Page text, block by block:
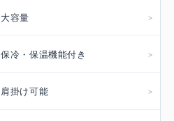
大容量
保冷・保温機能付き
肩掛け可能